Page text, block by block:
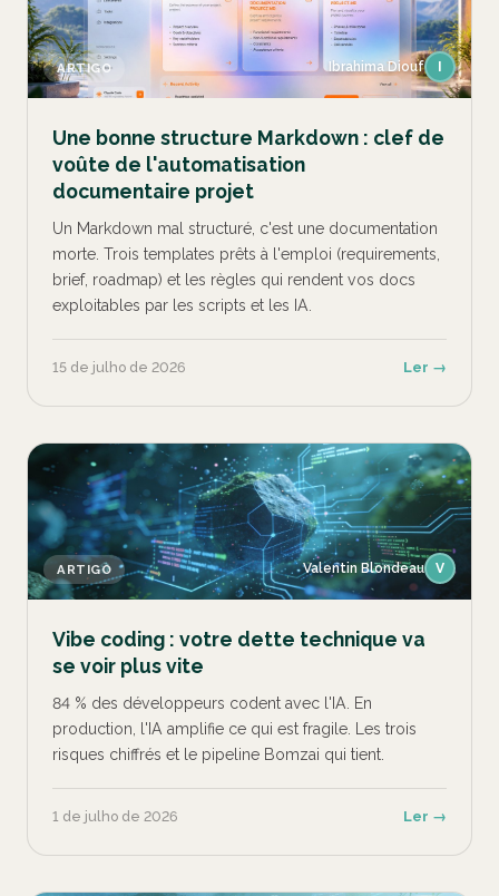
ARTIGO Ibrahima Diouf I
Une bonne structure Markdown : clef de
voûte de l'automatisation
documentaire projet
Un Markdown mal structuré, c'est une documentation
morte. Trois templates prêts à l'emploi (requirements,
brief, roadmap) et les règles qui rendent vos docs
exploitables par les scripts et les IA.
15 de julho de 2026 Ler →
ARTIGO Valentin Blondeau V
Vibe coding : votre dette technique va
se voir plus vite
84 % des développeurs codent avec l'IA. En
production, l'IA amplifie ce qui est fragile. Les trois
risques chiffrés et le pipeline Bomzai qui tient.
1 de julho de 2026 Ler →